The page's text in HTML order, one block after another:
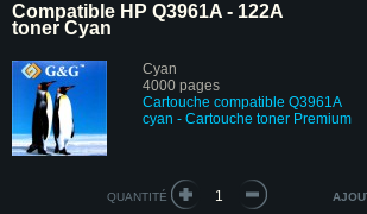
Compatible HP Q3961A - 122A
toner Cyan
Cyan
4000 pages
Cartouche compatible Q3961A
cyan - Cartouche toner Premium
QUANTITÉ